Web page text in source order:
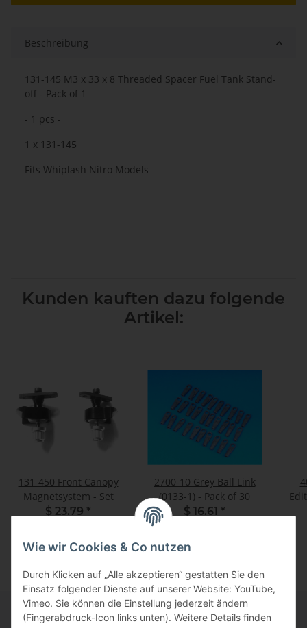
Beschreibung
131-145 M3 x 33 x 8 Threaded Spacer Fuel Tank Stand-
off - Pack of 1
- 1 pcs -
1 x 131-145
Fits Whiplash Nitro Models
Kunden kauften dazu folgende
Artikel:
131-450 Front Canopy
Magnetsystem - Set
$ 23.79 *
2700-10 Grey Ball Link
(0133-1) - Pack of 30
$ 16.61 *
Wie wir Cookies & Co nutzen
Durch Klicken auf „Alle akzeptieren“ gestatten Sie den
Einsatz folgender Dienste auf unserer Website: YouTube,
Vimeo. Sie können die Einstellung jederzeit ändern
(Fingerabdruck-Icon links unten). Weitere Details finden